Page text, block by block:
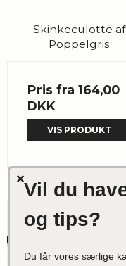
Skinkeculotte af
Poppelgris
Pris fra 164,00
DKK
VIS PRODUKT